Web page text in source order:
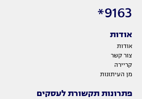
9163*
אודות
אודות
צור קשר
קריירה
מן העיתונות
פתרונות תקשורת לעסקים